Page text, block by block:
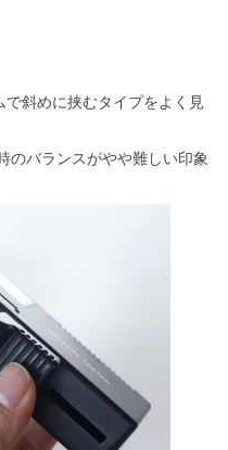
斜めに挟むタイプをよく見
のバランスがやや難しい印象